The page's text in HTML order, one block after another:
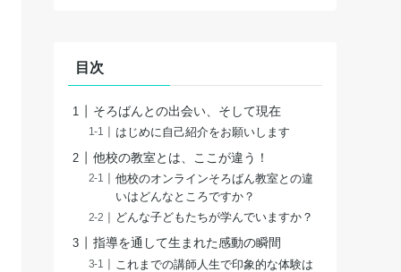
目次
そろばんとの出会い、そして現在
はじめに自己紹介をお願いします
他校の教室とは、ここが違う！
他校のオンラインそろばん教室との違
いはどんなところですか？
どんな子どもたちが学んでいますか？
指導を通して生まれた感動の瞬間
これまでの講師人生で印象的な体験は